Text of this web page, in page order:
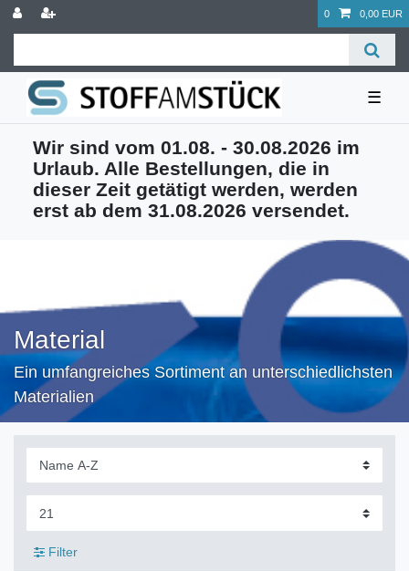
0 0,00 EUR
☰
Wir sind vom 01.08. - 30.08.2026 im
Urlaub. Alle Bestellungen, die in
dieser Zeit getätigt werden, werden
erst ab dem 31.08.2026 versendet.
Material
Ein umfangreiches Sortiment an unterschiedlichsten
Materialien
Filter